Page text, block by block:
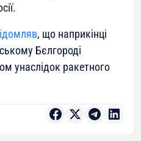
, що наприкінці
Бєлгороді
унаслідок ракетного